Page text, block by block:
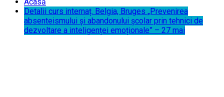
Detalii curs internaț. Belgia, Bruges „Prevenirea
absenteismului și abandonului școlar prin tehnici de
dezvoltare a inteligenței emoționale” – 27 mai